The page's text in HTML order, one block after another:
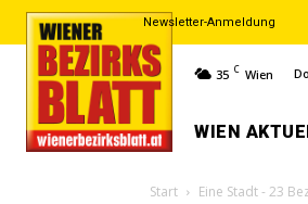
Newsletter-Anmeldung
35 C Wien
WIEN
Start Eine Stadt - 23